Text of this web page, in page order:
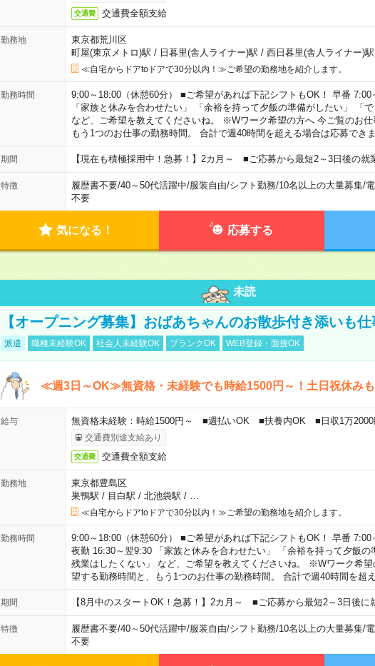
交通費 交通費全額支給
勤務地
東京都荒川区
町屋(東京メトロ)駅 / 日暮里(舎人ライナー)駅 / 西日暮里(舎人ライナー)駅
≪自宅からドアtoドアで30分以内！≫ご希望の勤務地を紹介します。
勤務時間
9:00～18:00（休憩60分） ■ご希望があれば下記シフトもOK！ 早番 7:00
「家族と休みを合わせたい」 「余裕を持って夕飯の準備がしたい」 「
など、ご希望を教えてくださいね。 ※Wワーク希望の方へ 今ご覧のお仕
もう1つのお仕事の勤務時間。 合計で週40時間を超える場合は応募できま
期間 【現在も積極採用中！急募！】2カ月～ ■ご応募から最短2～3日後の就
特徴 履歴書不要/40～50代活躍中/服装自由/シフト勤務/10名以上の大量募集/
不要
気になる！ 応募する
未読
【オープニング募集】おばあちゃんのお散歩付き添いも
派遣 職種未経験OK 社会人未経験OK ブランクOK WEB登録・面接OK
≪週3日～OK≫無資格・未経験でも時給1500円～！土日祝休みも
給与 無資格未経験：時給1500円～ ■週払いOK ■扶養内OK ■日収1万2000
交通費別途支給あり
交通費 交通費全額支給
勤務地
東京都豊島区
巣鴨駅 / 目白駅 / 北池袋駅 /
≪自宅からドアtoドアで30分以内！≫ご希望の勤務地を紹介します。
勤務時間
9:00～18:00（休憩60分） ■ご希望があれば下記シフトもOK！ 早番 7:00
夜勤 16:30～翌9:30 「家族と休みを合わせたい」 「余裕を持って夕飯の
残業はしたくない」 など、ご希望を教えてくださいね。 ※Wワーク希
望する勤務時間と、もう1つのお仕事の勤務時間。 合計で週40時間を超
期間 【8月中のスタートOK！急募！】2カ月～ ■ご応募から最短2～3日後に
特徴 履歴書不要/40～50代活躍中/服装自由/シフト勤務/10名以上の大量募集/
不要